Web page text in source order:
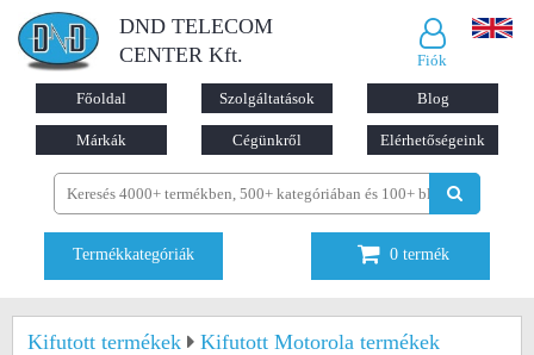
DND TELECOM
CENTER Kft.
Fiók
Főoldal Szolgáltatások Blog
Márkák Cégünkről Elérhetőségeink
Termékkategóriák 0 termék
Kifutott termékek Kifutott Motorola termékek